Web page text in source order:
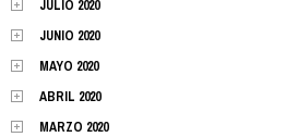
JULIO 2020
JUNIO 2020
MAYO 2020
ABRIL 2020
MARZO 2020